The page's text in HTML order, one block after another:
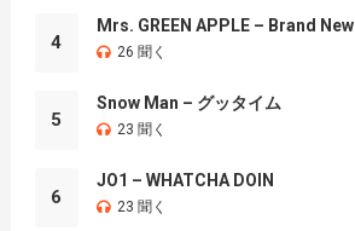
4
Mrs. GREEN APPLE – Brand New
26 聞く
5
Snow Man – グッタイム
23 聞く
6
JO1 – WHATCHA DOIN
23 聞く